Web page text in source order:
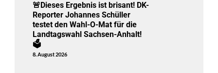
🚨Dieses Ergebnis ist brisant! DK-
Reporter Johannes Schüller
testet den Wahl-O-Mat für die
Landtagswahl Sachsen-Anhalt!
🗳️
8. August 2026